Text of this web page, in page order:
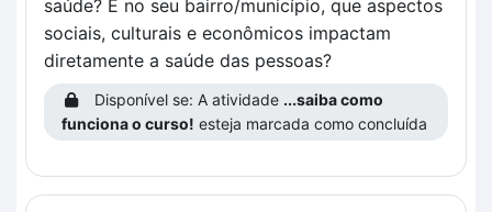
saúde? E no seu bairro/município, que aspectos
sociais, culturais e econômicos impactam
diretamente a saúde das pessoas?
Disponível se: A atividade ...saiba como
funciona o curso! esteja marcada como concluída